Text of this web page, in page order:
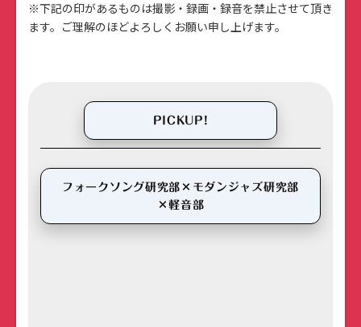
※下記の印があるものは撮影・録画・録音を禁止させて頂き
ます。ご理解のほどよろしくお願い申し上げます。
PICKUP!
フォークソング研究部×モダンジャズ研究部
×軽音部